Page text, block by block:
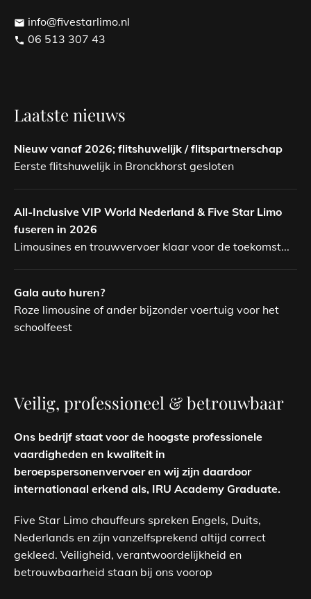
email info@fivestarlimo.nl
phone 06 513 307 43
Laatste nieuws
Nieuw vanaf 2026; flitshuwelijk / flitspartnerschap
Eerste flitshuwelijk in Bronckhorst gesloten
All-Inclusive VIP World Nederland & Five Star Limo
fuseren in 2026
Limousines en trouwvervoer klaar voor de toekomst...
Gala auto huren?
Roze limousine of ander bijzonder voertuig voor het
schoolfeest
Veilig, professioneel & betrouwbaar
Ons bedrijf staat voor de hoogste professionele
vaardigheden en kwaliteit in
beroepspersonenvervoer en wij zijn daardoor
internationaal erkend als, IRU Academy Graduate.
Five Star Limo chauffeurs spreken Engels, Duits,
Nederlands en zijn vanzelfsprekend altijd correct
gekleed. Veiligheid, verantwoordelijkheid en
betrouwbaarheid staan bij ons voorop